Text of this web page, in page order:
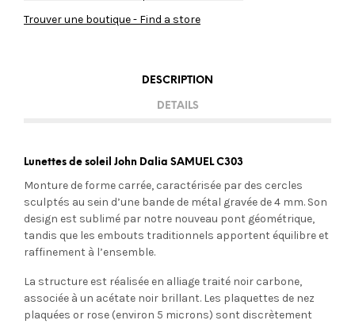
Trouver une boutique - Find a store
DESCRIPTION
DETAILS
Lunettes de soleil John Dalia SAMUEL C303
Monture de forme carrée, caractérisée par des cercles
sculptés au sein d’une bande de métal gravée de 4 mm. Son
design est sublimé par notre nouveau pont géométrique,
tandis que les embouts traditionnels apportent équilibre et
raffinement à l’ensemble.
La structure est réalisée en alliage traité noir carbone,
associée à un acétate noir brillant. Les plaquettes de nez
plaquées or rose (environ 5 microns) sont discrètement